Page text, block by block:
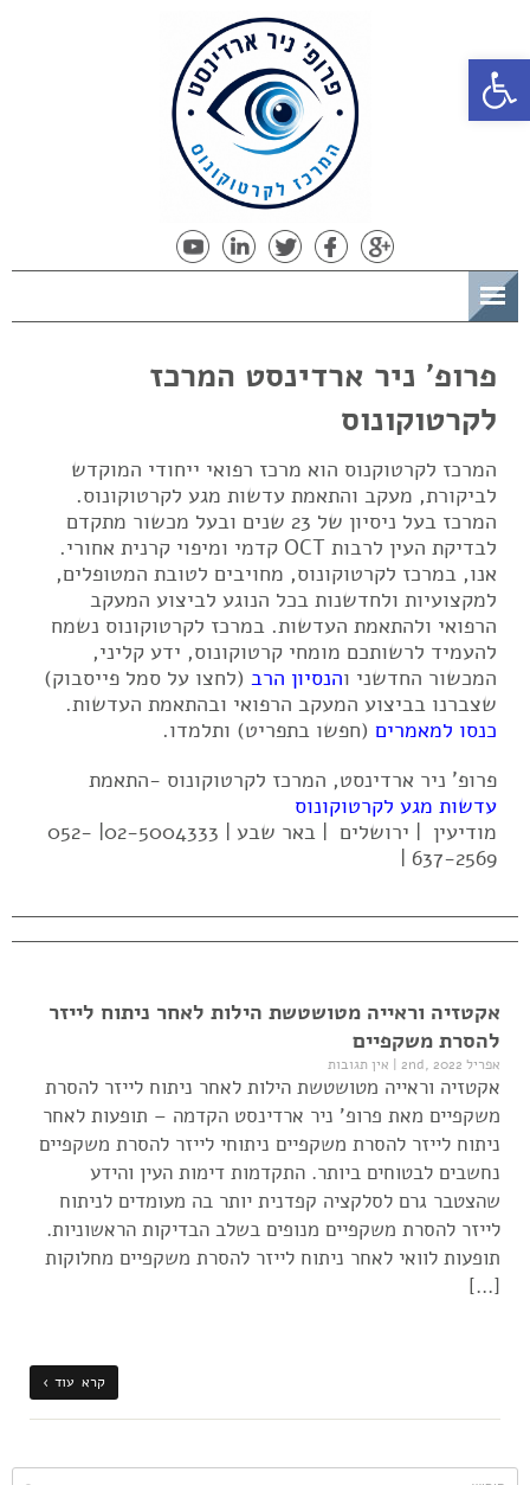
פתח סרגל נגישות
פרופ' ניר ארדינסט המרכז
לקרטוקונוס
המרכז לקרטוקנוס הוא מרכז רפואי ייחודי המוקדש
לביקורת, מעקב והתאמת עדשות מגע לקרטוקונוס.
המרכז בעל ניסיון של 23 שנים ובעל מכשור מתקדם
לבדיקת העין לרבות OCT קדמי ומיפוי קרנית אחורי.
אנו, במרכז לקרטוקונוס, מחויבים לטובת המטופלים,
למקצועיות ולחדשנות בכל הנוגע לביצוע המעקב
הרפואי ולהתאמת העדשות. במרכז לקרטוקונוס נשמח
להעמיד לרשותכם מומחי קרטוקונוס, ידע קליני,
המכשור החדשני והנסיון הרב (לחצו על סמל פייסבוק)
שצברנו בביצוע המעקב הרפואי ובהתאמת העדשות.
כנסו למאמרים (חפשו בתפריט) ותלמדו.
פרופ' ניר ארדינסט, המרכז לקרטוקונוס -התאמת
עדשות מגע לקרטוקונוס
מודיעין | ירושלים | באר שבע | 02-5004333| 052-
637-2569 |
אקטזיה וראייה מטושטשת הילות לאחר ניתוח לייזר
להסרת משקפיים
אפריל 2nd, 2022 | אין תגובות
אקטזיה וראייה מטושטשת הילות לאחר ניתוח לייזר להסרת
משקפיים מאת פרופ' ניר ארדינסט הקדמה – תופעות לאחר
ניתוח לייזר להסרת משקפיים ניתוחי לייזר להסרת משקפיים
נחשבים לבטוחים ביותר. התקדמות דימות העין והידע
שהצטבר גרם לסלקציה קפדנית יותר בה מעומדים לניתוח
לייזר להסרת משקפיים מנופים בשלב הבדיקות הראשוניות.
תופעות לוואי לאחר ניתוח לייזר להסרת משקפיים מחלוקות
[…]
קרא עוד ›